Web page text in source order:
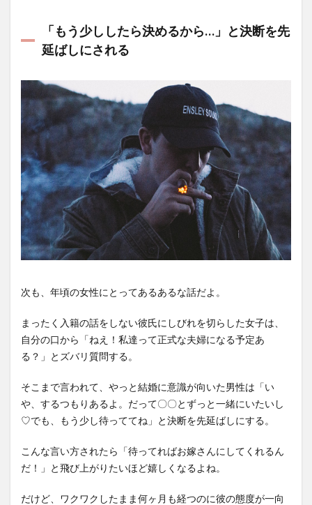
「もう少ししたら決めるから…」と決断を先
延ばしにされる
次も、年頃の女性にとってあるあるな話だよ。
まったく入籍の話をしない彼氏にしびれを切らした女子は、
自分の口から「ねえ！私達って正式な夫婦になる予定あ
る？」とズバリ質問する。
そこまで言われて、やっと結婚に意識が向いた男性は「い
や、するつもりあるよ。だって〇〇とずっと一緒にいたいし
♡でも、もう少し待っててね」と決断を先延ばしにする。
こんな言い方されたら「待ってればお嫁さんにしてくれるん
だ！」と飛び上がりたいほど嬉しくなるよね。
だけど、ワクワクしたまま何ヶ月も経つのに彼の態度が一向